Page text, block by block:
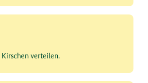
verteilen.